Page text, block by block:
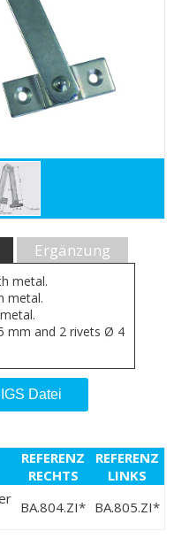
Ergänzung
metal.
metal.
mm and 2 rivets Ø 4
Datei
REFERENZ
RECHTS
REFERENZ
LINKS
BA.804.ZI* BA.805.ZI*